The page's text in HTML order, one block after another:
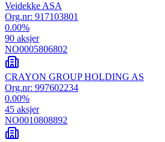
Veidekke ASA
Org.nr: 917103801
0.00%
90 aksjer
NO0005806802
CRAYON GROUP HOLDING AS
Org.nr: 997602234
0.00%
45 aksjer
NO0010808892